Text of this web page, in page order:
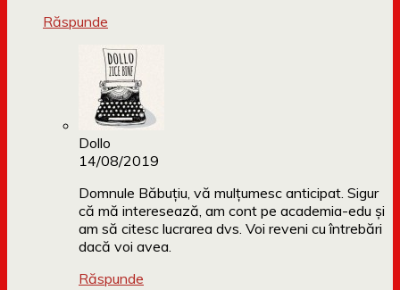
Răspunde
Dollo
14/08/2019
Domnule Băbuțiu, vă mulțumesc anticipat. Sigur
că mă interesează, am cont pe academia-edu și
am să citesc lucrarea dvs. Voi reveni cu întrebări
dacă voi avea.
Răspunde